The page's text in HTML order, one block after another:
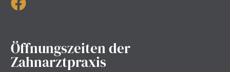
Öffnungszeiten der
Zahnarztpraxis